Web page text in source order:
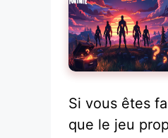
Si vous êtes
que le jeu